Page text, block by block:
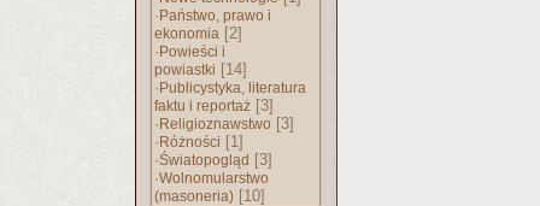
· Państwo, prawo i
ekonomia [2]
· Powieści i
powiastki [14]
· Publicystyka, literatura
faktu i reportaż [3]
· Religioznawstwo [3]
· Różności [1]
·Światopogląd [3]
·Wolnomularstwo
(masoneria) [10]